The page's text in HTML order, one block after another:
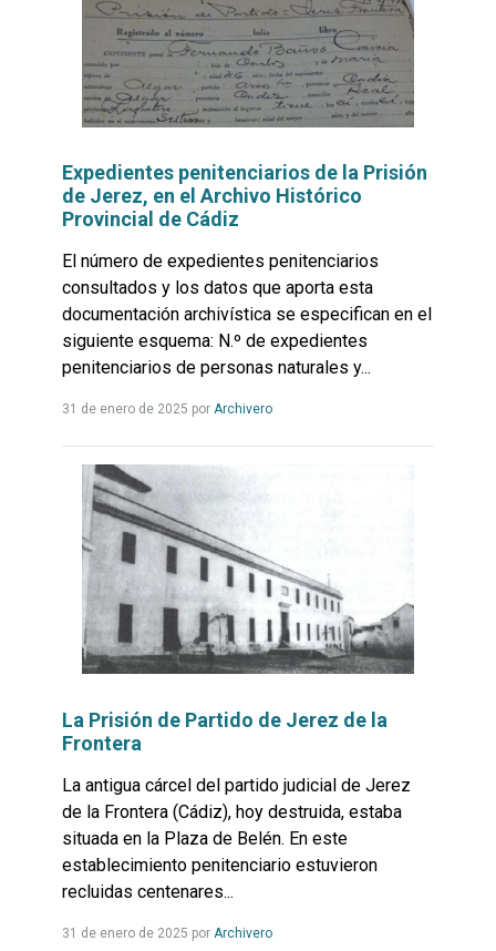
Expedientes penitenciarios de la Prisión
de Jerez, en el Archivo Histórico
Provincial de Cádiz
El número de expedientes penitenciarios
consultados y los datos que aporta esta
documentación archivística se especifican en el
siguiente esquema: N.º de expedientes
penitenciarios de personas naturales y...
31 de enero de 2025 por ArchiveroLeer
La Prisión de Partido de Jerez de la
Frontera
La antigua cárcel del partido judicial de Jerez
de la Frontera (Cádiz), hoy destruida, estaba
situada en la Plaza de Belén. En este
establecimiento penitenciario estuvieron
recluidas centenares...
31 de enero de 2025 por ArchiveroLeer